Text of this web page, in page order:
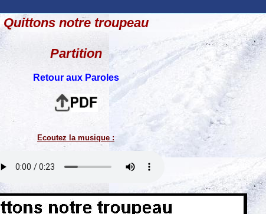
Quittons notre troupeau
Partition
Retour aux Paroles
Ecoutez la musique :